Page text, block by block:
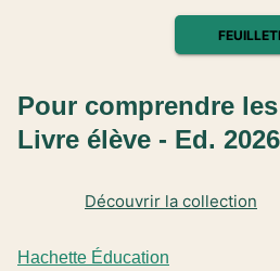
Hachette Éducation
Découvrir la collection
Pour comprendre
Livre élève - Ed. 2026